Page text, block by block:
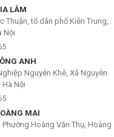
LÂM
Thuận, tổ dân phố Kiên Trung,
Nội
ANH
Nguyên Khê, Xã Nguyên
Nội
MAI
Phường Hoàng Văn Thụ, Hoàng